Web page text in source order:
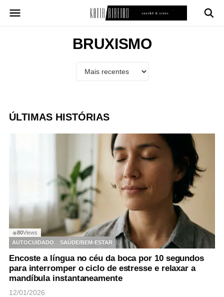
para
BRUXISMO
ÚLTIMAS HISTÓRIAS
◉80Views
AUTOCUIDADO
SAÚDE/BEM-ESTAR
Encoste a língua no céu da boca por 10 segundos
para interromper o ciclo de estresse e relaxar a
mandíbula instantaneamente
12/01/2026